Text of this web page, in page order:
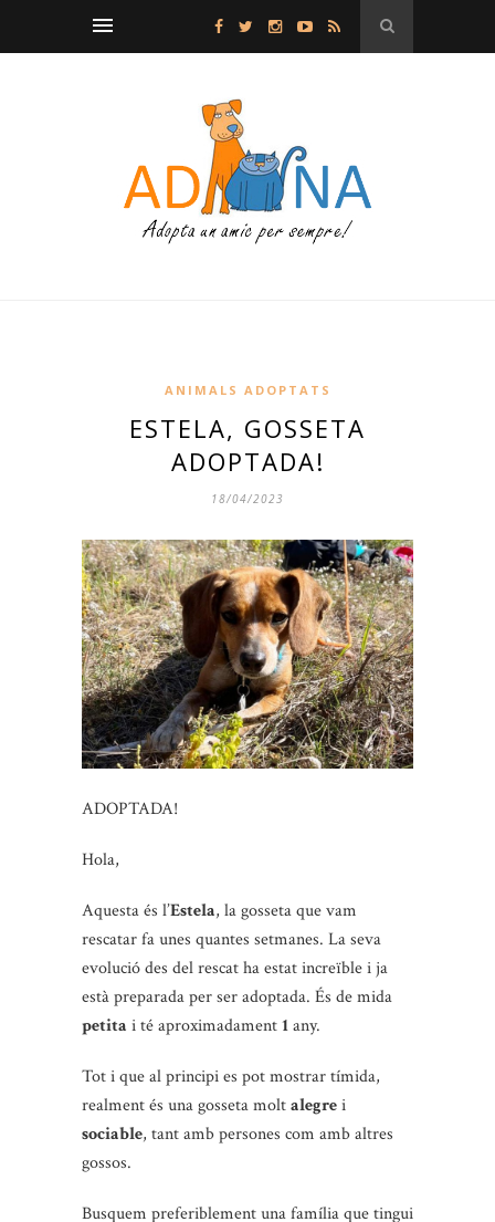
ANIMALS ADOPTATS
ESTELA, GOSSETA
ADOPTADA!
18/04/2023
ADOPTADA!
Hola,
Aquesta és l’Estela, la gosseta que vam
rescatar fa unes quantes setmanes. La seva
evolució des del rescat ha estat increïble i ja
està preparada per ser adoptada. És de mida
petita i té aproximadament1any.
Tot i que al principi es pot mostrar tímida,
realment és una gosseta moltalegrei
sociable, tant amb persones com amb altres
gossos.
Busquem preferiblement una família que tingui